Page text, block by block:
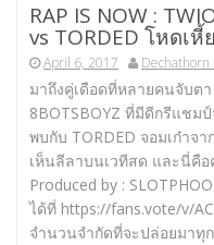
RAP IS NOW :
vs TORDED โหดเ
April 6, 2017 Dechathorn
มาถึงคู่เดือดที่หลายคนจับต
8BOTSBOYZ ที่มีดีกรีแชม
พบกับ TORDED จอมเก๋าจ
เห็นลีลาบนเวทีสด และนี่คื
Produced by :
ได้ที่ https://fans.vote/v/
จำนวนจำกัดที่จะปล่อยมาทุ